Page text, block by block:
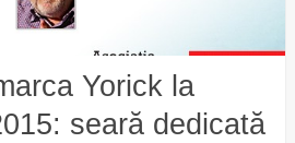
Yorick la
seară dedicată